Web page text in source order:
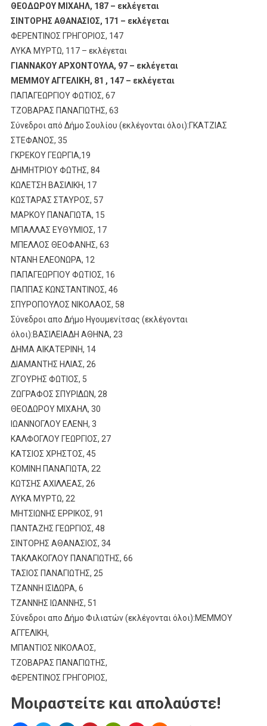
ΘΕΟΔΩΡΟΥ ΜΙΧΑΗΛ, 187 – εκλέγεται
ΣΙΝΤΟΡΗΣ ΑΘΑΝΑΣΙΟΣ, 171 – εκλέγεται
ΦΕΡΕΝΤΙΝΟΣ ΓΡΗΓΟΡΙΟΣ, 147
ΛΥΚΑ ΜΥΡΤΩ, 117 – εκλέγεται
ΓΙΑΝΝΑΚΟΥ ΑΡΧΟΝΤΟΥΛΑ, 97 – εκλέγεται
ΜΕΜΜΟΥ ΑΓΓΕΛΙΚΗ, 81 , 147 – εκλέγεται
ΠΑΠΑΓΕΩΡΓΙΟΥ ΦΩΤΙΟΣ, 67
ΤΖΟΒΑΡΑΣ ΠΑΝΑΓΙΩΤΗΣ, 63
Σύνεδροι από Δήμο Σουλίου (εκλέγονται όλοι):ΓΚΑΤΖΙΑΣ
ΣΤΕΦΑΝΟΣ, 35
ΓΚΡΕΚΟΥ ΓΕΩΡΓΙΑ,19
ΔΗΜΗΤΡΙΟΥ ΦΩΤΗΣ, 84
ΚΩΛΕΤΣΗ ΒΑΣΙΛΙΚΗ, 17
ΚΩΣΤΑΡΑΣ ΣΤΑΥΡΟΣ, 57
ΜΑΡΚΟΥ ΠΑΝΑΓΙΩΤΑ, 15
ΜΠΑΛΛΑΣ ΕΥΘΥΜΙΟΣ, 17
ΜΠΕΛΛΟΣ ΘΕΟΦΑΝΗΣ, 63
ΝΤΑΝΗ ΕΛΕΟΝΩΡΑ, 12
ΠΑΠΑΓΕΩΡΓΙΟΥ ΦΩΤΙΟΣ, 16
ΠΑΠΠΑΣ ΚΩΝΣΤΑΝΤΙΝΟΣ, 46
ΣΠΥΡΟΠΟΥΛΟΣ ΝΙΚΟΛΑΟΣ, 58
Σύνεδροι απο Δήμο Ηγουμενίτσας (εκλέγονται
όλοι):ΒΑΣΙΛΕΙΑΔΗ ΑΘΗΝΑ, 23
ΔΗΜΑ ΑΙΚΑΤΕΡΙΝΗ, 14
ΔΙΑΜΑΝΤΗΣ ΗΛΙΑΣ, 26
ΖΓΟΥΡΗΣ ΦΩΤΙΟΣ, 5
ΖΩΓΡΑΦΟΣ ΣΠΥΡΙΔΩΝ, 28
ΘΕΟΔΩΡΟΥ ΜΙΧΑΗΛ, 30
ΙΩΑΝΝΟΓΛΟΥ ΕΛΕΝΗ, 3
ΚΑΛΦΟΓΛΟΥ ΓΕΩΡΓΙΟΣ, 27
ΚΑΤΣΙΟΣ ΧΡΗΣΤΟΣ, 45
ΚΟΜΙΝΗ ΠΑΝΑΓΙΩΤΑ, 22
ΚΩΤΣΗΣ ΑΧΙΛΛΕΑΣ, 26
ΛΥΚΑ ΜΥΡΤΩ, 22
ΜΗΤΣΙΩΝΗΣ ΕΡΡΙΚΟΣ, 91
ΠΑΝΤΑΖΗΣ ΓΕΩΡΓΙΟΣ, 48
ΣΙΝΤΟΡΗΣ ΑΘΑΝΑΣΙΟΣ, 34
ΤΑΚΛΑΚΟΓΛΟΥ ΠΑΝΑΓΙΩΤΗΣ, 66
ΤΑΣΙΟΣ ΠΑΝΑΓΙΩΤΗΣ, 25
ΤΖΑΝΝΗ ΙΣΙΔΩΡΑ, 6
ΤΖΑΝΝΗΣ ΙΩΑΝΝΗΣ, 51
Σύνεδροι απο Δήμο Φιλιατών (εκλέγονται όλοι):ΜΕΜΜΟΥ
ΑΓΓΕΛΙΚΗ,
ΜΠΑΝΤΙΟΣ ΝΙΚΟΛΑΟΣ,
ΤΖΟΒΑΡΑΣ ΠΑΝΑΓΙΩΤΗΣ,
ΦΕΡΕΝΤΙΝΟΣ ΓΡΗΓΟΡΙΟΣ,
Μοιραστείτε και απολαύστε!